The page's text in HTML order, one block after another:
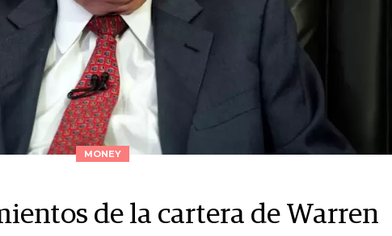
MONEY
de la cartera de Warren